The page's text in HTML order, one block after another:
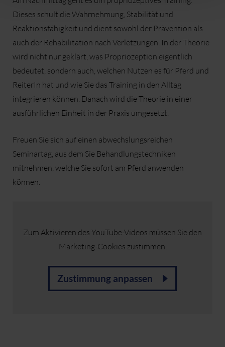
Dieses schult die Wahrnehmung, Stabilität und
Reaktionsfähigkeit und dient sowohl der Prävention als
auch der Rehabilitation nach Verletzungen. In der Theorie
wird nicht nur geklärt, was Propriozeption eigentlich
bedeutet, sondern auch, welchen Nutzen es für Pferd und
ReiterIn hat und wie Sie das Training in den Alltag
integrieren können. Danach wird die Theorie in einer
ausführlichen Einheit in der Praxis umgesetzt.
Freuen Sie sich auf einen abwechslungsreichen
Seminartag, aus dem Sie Behandlungstechniken
mitnehmen, welche Sie sofort am Pferd anwenden
können.
Zum Aktivieren des YouTube-Videos müssen Sie den
Marketing-Cookies zustimmen.
Zustimmung anpassen